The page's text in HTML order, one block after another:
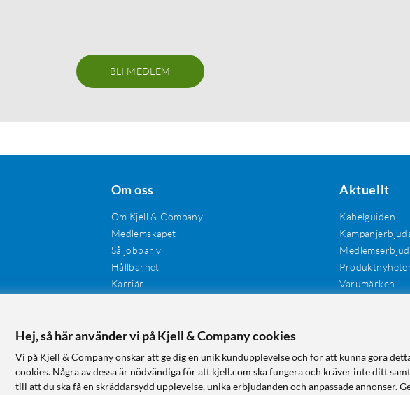
BLI MEDLEM
Om oss
Om Kjell & Company
Medlemskapet
Så jobbar vi
Hållbarhet
Karriär
Tillgänglighet
Aktuellt
Kabelguiden
Varumärken
Hej, så här använder vi på Kjell & Company cookies
Vi på Kjell & Company önskar att ge dig en unik kundupplevelse och för att kunna göra
cookies. Några av dessa är nödvändiga för att kjell.com ska fungera och kräver inte ditt
till att du ska få en skräddarsydd upplevelse, unika erbjudanden och anpassade annonser.